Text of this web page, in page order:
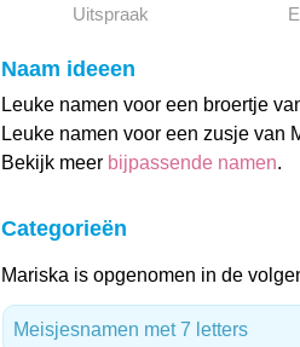
Uitspraak
Naam ideeen
Leuke namen voor een broertje
Leuke namen voor een zusje van
Bekijk meer bijpassende namen.
Categorieën
Mariska is opgenomen in de
Meisjesnamen met 7 letters